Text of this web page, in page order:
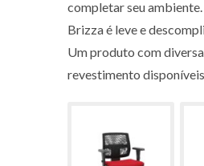
completar seu ambiente.
Brizza é leve e
Um produto com
revestimento